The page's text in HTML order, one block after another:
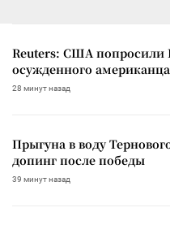
Reuters: США попросили
осужденного
28 минут назад
Прыгуна в воду
допинг после победы
39 минут назад